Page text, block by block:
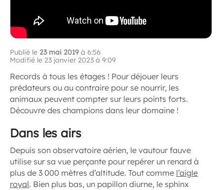
Publié le 23 mai 2019 à 6:56
Modifié le 23 janvier 2023 à 9:09
Records à tous les étages ! Pour déjouer leurs
prédateurs ou au contraire pour se nourrir, les
animaux peuvent compter sur leurs points forts.
Découvre des champions dans leur domaine !
Dans les airs
Depuis son observatoire aérien, le vautour fauve
utilise sur sa vue perçante pour repérer un renard à
plus de 3 000 mètres d’altitude. Tout comme l’aigle
royal. Bien plus bas, un papillon diurne, le sphinx